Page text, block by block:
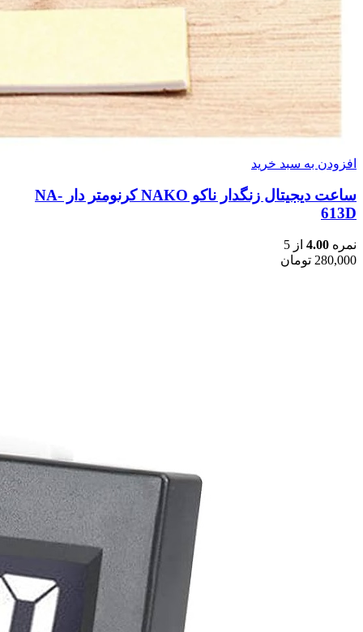
افزودن به سبد خرید
ساعت دیجیتال زنگدار ناکو NAKO کرنومتر دار NA-
613D
نمره 4.00 از 5
280,000 تومان